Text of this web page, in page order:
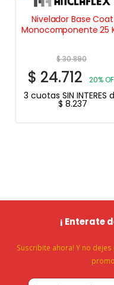
Nivelador Base Coat
Monocomponente 25
$30.890
$ 24.712 20%
3 cuotas SIN INTERES
$ 8.237
¡ Enterate
Suscribite ahora! Y no